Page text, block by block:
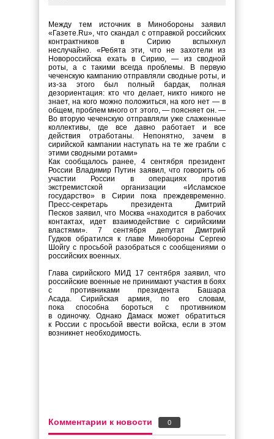
Между тем источник в Минобороны заявил
«Газете.Ru», что скандал с отправкой российских
контрактников в Сирию вспыхнул
неслучайно. «Ребята эти, что не захотели из
Новороссийска ехать в Сирию, — из сводной
роты, а с такими всегда проблемы. В первую
чеченскую кампанию отправляли сводные роты, и
из-за этого был полный бардак, полная
дезориентация: кто что делает, никто никого не
знает, на кого можно положиться, на кого нет — в
общем, проблем много от этого, — поясняет он. —
Во вторую чеченскую отправляли уже слаженные
коллективы, где все давно работает и все
действия отработаны. Непонятно, зачем в
сирийской кампании наступать на те же грабли с
этими сводными ротами»
Как сообщалось ранее, 4 сентября президент
России Владимир Путин заявил, что говорить об
участии России в операциях против
экстремистской организации «Исламское
государство» в Сирии пока преждевременно.
Пресс-секретарь президента Дмитрий
Песков заявил, что Москва «находится в рабочих
контактах, идет взаимодействие с сирийскими
властями». 7 сентября депутат Дмитрий
Гудков обратился к главе Минобороны Сергею
Шойгу с просьбой разобраться с сообщениями о
российских военных.
Глава сирийского МИД 17 сентября заявил, что
российские военные не принимают участия в боях
с противниками президента Башара
Асада. Сирийская армия, по его словам,
пока способна бороться с противником
в одиночку. Однако Дамаск может обратиться
к России с просьбой ввести войска, если в этом
возникнет необходимость.
Комментарии к новости 0